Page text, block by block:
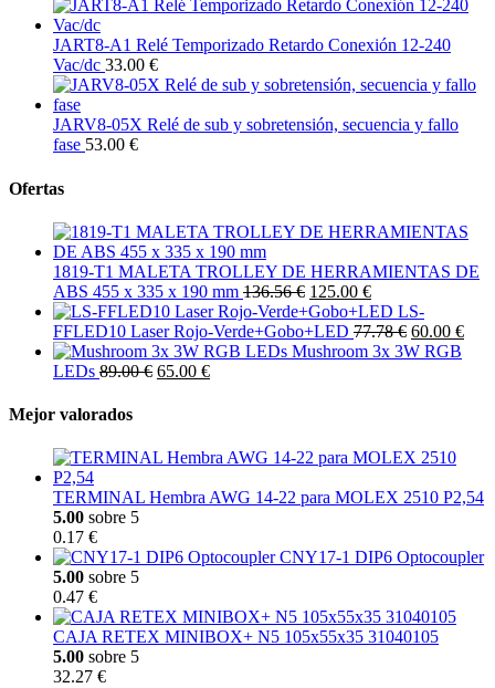
JART8-A1 Relé Temporizado Retardo Conexión 12-240
Vac/dc 33.00 €
JARV8-05X Relé de sub y sobretensión, secuencia y fallo
fase 53.00 €
Ofertas
1819-T1 MALETA TROLLEY DE HERRAMIENTAS DE
ABS 455 x 335 x 190 mm 136.56 € 125.00 €
LS-
FFLED10 Laser Rojo-Verde+Gobo+LED 77.78 € 60.00 €
Mushroom 3x 3W RGB
LEDs 89.00 € 65.00 €
Mejor valorados
TERMINAL Hembra AWG 14-22 para MOLEX 2510 P2,54
5.00 sobre 5
0.17 €
CNY17-1 DIP6 Optocoupler
5.00 sobre 5
0.47 €
CAJA RETEX MINIBOX+ N5 105x55x35 31040105
5.00 sobre 5
32.27 €